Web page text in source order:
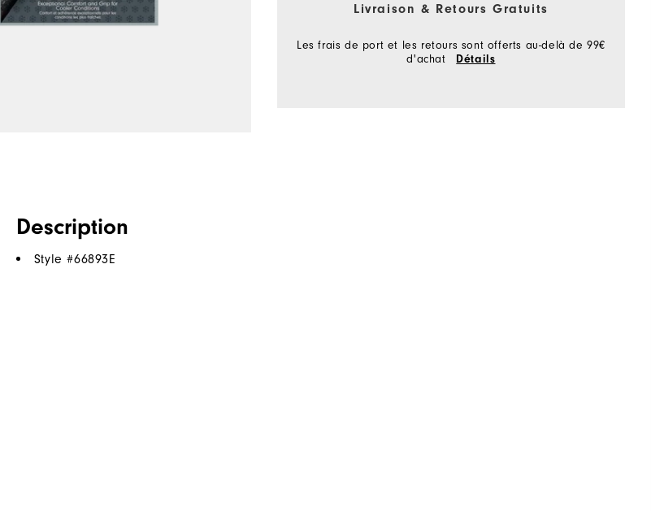
Livraison & Retours Gratuits
Les frais de port et les retours sont offerts au-delà de 99€
d'achat
Détails
Description
Style #66893E